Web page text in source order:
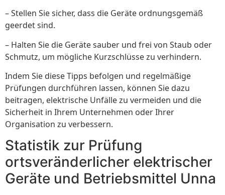
– Stellen Sie sicher, dass die Geräte ordnungsgemäß
geerdet sind.
– Halten Sie die Geräte sauber und frei von Staub oder
Schmutz, um mögliche Kurzschlüsse zu verhindern.
Indem Sie diese Tipps befolgen und regelmäßige
Prüfungen durchführen lassen, können Sie dazu
beitragen, elektrische Unfälle zu vermeiden und die
Sicherheit in Ihrem Unternehmen oder Ihrer
Organisation zu verbessern.
Statistik zur Prüfung
ortsveränderlicher elektrischer
Geräte und Betriebsmittel Unna